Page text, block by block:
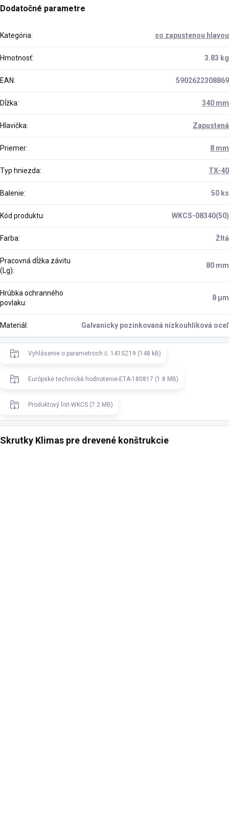
Dodatočné parametre
Kategória: so zapustenou hlavou
Hmotnosť: 3.83 kg
EAN: 5902622308869
Dĺžka: 340 mm
Hlavička: Zapustená
Priemer: 8 mm
Typ hniezda: TX-40
Balenie: 50 ks
Kód produktu: WKCS-08340(50)
Farba: Žltá
Pracovná dĺžka závitu
(Lg):
80 mm
Hrúbka ochranného
povlaku:
8 μm
Materiál: Galvanicky pozinkovaná nízkouhlíková oceľ
Vyhlásenie o parametroch č. 141SZ19 (148 kB)
Európske technické hodnotenie-ETA-180817 (1.8 MB)
Produktový list-WKCS (7.2 MB)
Skrutky Klimas pre drevené konštrukcie